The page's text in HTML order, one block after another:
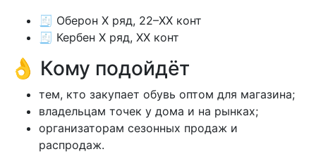
🧾 Оберон X ряд, 22–XX конт
🧾 Кербен X ряд, XX конт
👌 Кому подойдёт
тем, кто закупает обувь оптом для магазина;
владельцам точек у дома и на рынках;
организаторам сезонных продаж и
распродаж.